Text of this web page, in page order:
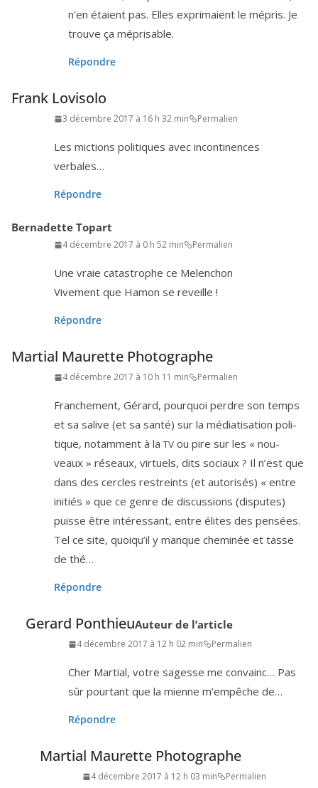
n’en étaient pas. Elles expri­maient le mépris. Je
trouve ça méprisable.
Répondre
Frank Lovisolo
3 décembre 2017 à 16 h 32 min Permalien
Les mic­tions poli­tiques avec incon­ti­nences
verbales…
Répondre
Bernadette Topart
4 décembre 2017 à 0 h 52 min Permalien
Une vraie catas­trophe ce Melenchon
Vivement que Hamon se reveille !
Répondre
Martial Maurette Photographe
4 décembre 2017 à 10 h 11 min Permalien
Franchement, Gérard, pour­quoi perdre son temps
et sa salive (et sa san­té) sur la média­ti­sa­tion poli­
tique, notam­ment à laTV ou pire sur les « nou­
veaux » réseaux, vir­tuels, dits sociaux ? Il n’est que
dans des cercles res­treints (et auto­ri­sés) « entre
ini­tiés » que ce genre de dis­cus­sions (dis­putes)
puisse être inté­res­sant, entre élites des pen­sées.
Tel ce site, quoi­qu’il y manque che­mi­née et tasse
de thé…
Répondre
Gerard PonthieuAuteur de l’article
4 décembre 2017 à 12 h 02 min Permalien
Cher Martial, votre sagesse me convainc… Pas
sûr pour­tant que la mienne m’empêche de…
Répondre
Martial Maurette Photographe
4 décembre 2017 à 12 h 03 min Permalien